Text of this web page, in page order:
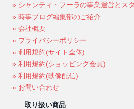
» シャンティ・フーラの事業運営とス
» 時事ブログ編集部のご紹介
» 会社概要
» プライバシーポリシー
» 利用規約(サイト全体)
» 利用規約(ショッピング会員)
» 利用規約(映像配信)
» お問い合わせ
取り扱い商品